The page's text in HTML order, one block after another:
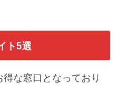
ト5選
な窓口となっており